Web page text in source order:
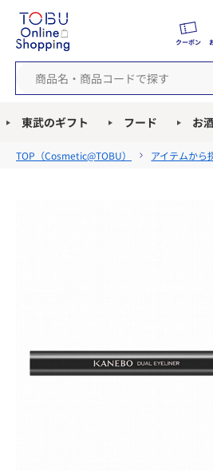
クーポン
東武のギフト フード お
TOP（Cosmetic@TOBU） アイテムから